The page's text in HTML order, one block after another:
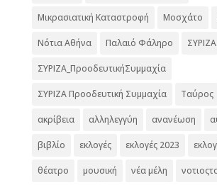
Μικρασιατική Καταστροφή Μοσχάτο
Νότια Αθήνα Παλαιό Φάληρο ΣΥΡΙΖΑ
ΣΥΡΙΖΑ_ΠροοδευτικήΣυμμαχία
ΣΥΡΙΖΑ Προοδευτική Συμμαχία Ταύρος
ακρίβεια αλληλεγγύη ανανέωση
βιβλίο εκλογές εκλογές 2023
θέατρο μουσική νέα μέλη